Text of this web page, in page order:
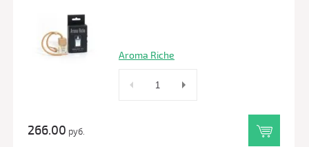
Aroma Riche
266.00 руб.